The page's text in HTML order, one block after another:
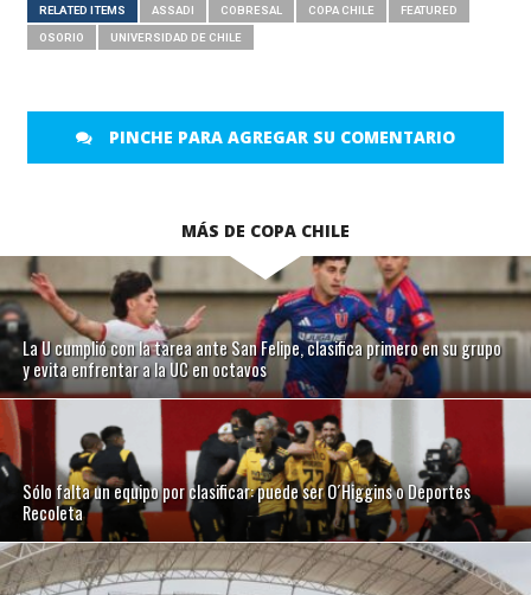
RELATED ITEMS ASSADI COBRESAL COPA CHILE FEATURED
OSORIO UNIVERSIDAD DE CHILE
PINCHE PARA AGREGAR SU COMENTARIO
MÁS DE COPA CHILE
La U cumplió con la tarea ante San Felipe, clasifica primero en su grupo
y evita enfrentar a la UC en octavos
Sólo falta un equipo por clasificar: puede ser O´Higgins o Deportes
Recoleta